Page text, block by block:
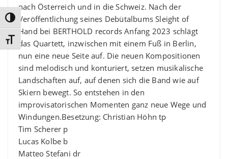
Umschalten auf hohe Kontraste
Schrift vergrößern
nach Österreich und in die Schweiz. Nach der
Veröffentlichung seines Debütalbums Sleight of
Hand bei BERTHOLD records Anfang 2023 schlägt
das Quartett, inzwischen mit einem Fuß in Berlin,
nun eine neue Seite auf. Die neuen Kompositionen
sind melodisch und konturiert, setzen musikalische
Landschaften auf, auf denen sich die Band wie auf
Skiern bewegt. So entstehen in den
improvisatorischen Momenten ganz neue Wege und
Windungen. ​Besetzung: Christian Höhn tp
Tim Scherer p
Lucas Kolbe b
Matteo Stefani dr